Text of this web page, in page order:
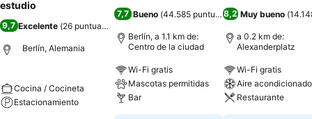
estudio
9,7 Excelente (26 puntuaciones
Berlín, Alemania
Cocina / Cocineta
Estacionamiento
7,7 Bueno (44.585 puntuaciones)
Berlín, a 1.1 km de:
Centro de la ciudad
Wi-Fi gratis
Mascotas permitidas
Bar
8,2 Muy bueno (
a 0.2 km de:
Alexanderplatz
Wi-Fi gratis
Aire acondicionado
Restaurante